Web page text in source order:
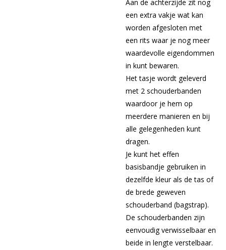
Aan de achterzijde zit nog
een extra vakje wat kan
worden afgesloten met
een rits waar je nog meer
waardevolle eigendommen
in kunt bewaren.
Het tasje wordt geleverd
met 2 schouderbanden
waardoor je hem op
meerdere manieren en bij
alle gelegenheden kunt
dragen.
Je kunt het effen
basisbandje gebruiken in
dezelfde kleur als de tas of
de brede geweven
schouderband (bagstrap).
De schouderbanden zijn
eenvoudig verwisselbaar en
beide in lengte verstelbaar.